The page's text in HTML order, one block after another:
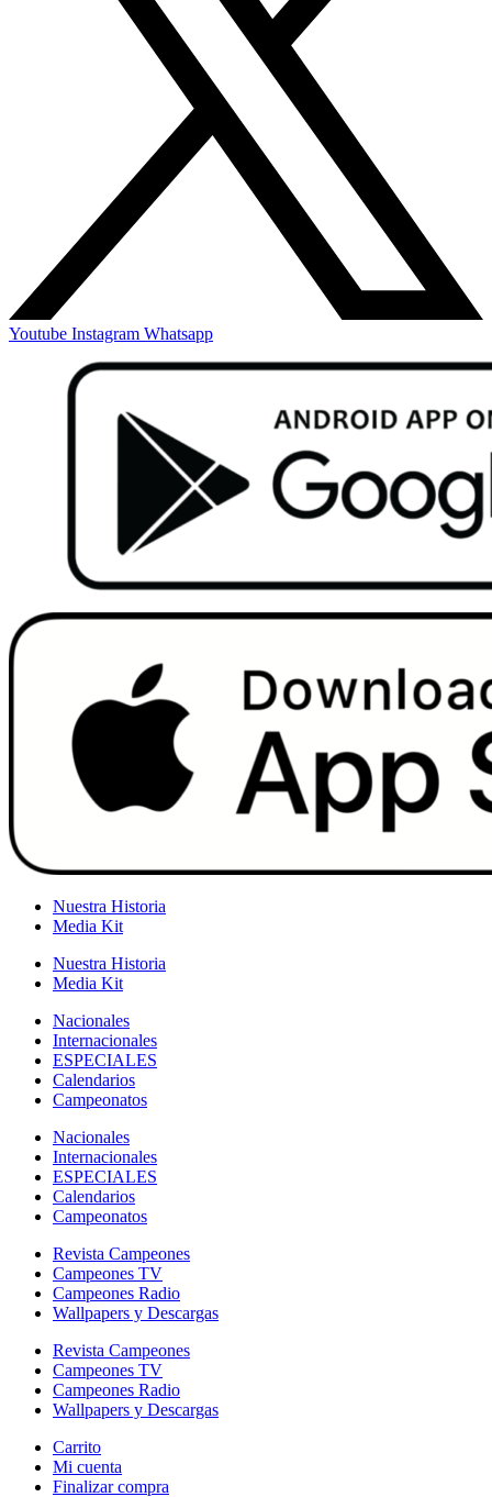
Youtube Instagram Whatsapp
Nuestra Historia
Media Kit
Nuestra Historia
Media Kit
Nacionales
Internacionales
ESPECIALES
Calendarios
Campeonatos
Nacionales
Internacionales
ESPECIALES
Calendarios
Campeonatos
Revista Campeones
Campeones TV
Campeones Radio
Wallpapers y Descargas
Revista Campeones
Campeones TV
Campeones Radio
Wallpapers y Descargas
Carrito
Mi cuenta
Finalizar compra